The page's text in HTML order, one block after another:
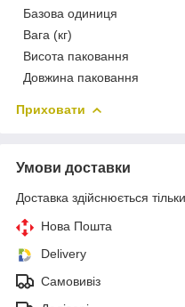
Базова одиниця
Вага (кг)
Висота паковання
Довжина паковання
Приховати
Умови доставки
Доставка здійснюється
Нова Пошта
Delivery
Самовивіз